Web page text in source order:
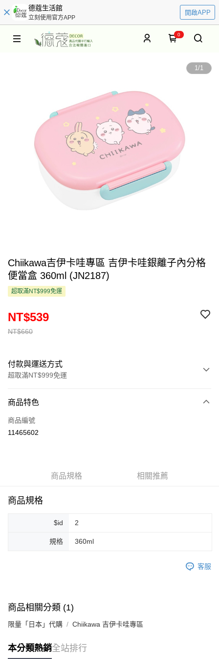
德蔻生活館
立刻使用官方APP
開啟APP
0
1/1
Chiikawa吉伊卡哇專區 吉伊卡哇銀離子內分格
便當盒 360ml (JN2187)
超取滿NT$999免運
NT$660
NT$539
付款與運送方式
超取滿NT$999免運
信用卡一次付款
超商取貨付款
悠遊付
全家純取貨 (先付款
每筆NT$80，滿NT$999(含以上)免運費
每筆NT$80，滿NT$999(含以上)免運費
商品特色
商品編號
11465602
商品規格 相關推薦
商品規格
$id 2
規格 360ml
客服
商品相關分類 (1)
限量「日本」代購 Chiikawa 吉伊卡哇專區
本分類熱銷全站排行